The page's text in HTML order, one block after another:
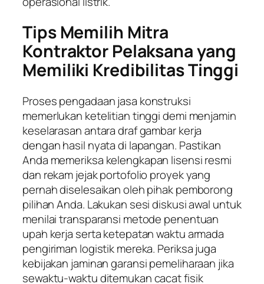
Tips Memilih Mitra
Kontraktor Pelaksana yang
Memiliki Kredibilitas Tinggi
Proses pengadaan jasa konstruksi
memerlukan ketelitian tinggi demi menjamin
keselarasan antara draf gambar kerja
dengan hasil nyata di lapangan. Pastikan
Anda memeriksa kelengkapan lisensi resmi
dan rekam jejak portofolio proyek yang
pernah diselesaikan oleh pihak pemborong
pilihan Anda. Lakukan sesi diskusi awal untuk
menilai transparansi metode penentuan
upah kerja serta ketepatan waktu armada
pengiriman logistik mereka. Periksa juga
kebijakan jaminan garansi pemeliharaan jika
sewaktu-waktu ditemukan cacat fisik